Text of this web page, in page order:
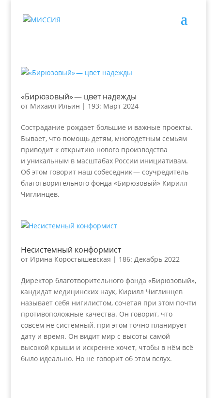
«Бирюзовый» — цвет надежды
от Михаил Ильин | 193: Март 2024
Сострадание рождает большие и важные проекты.
Бывает, что помощь детям, многодетным семьям
приводит к открытию нового производства
и уникальным в масштабах России инициативам.
Об этом говорит наш собеседник — соучредитель
благотворительного фонда «Бирюзовый» Кирилл
Чиглинцев.
Несистемный конформист
от Ирина Коростышевская | 186: Декабрь 2022
Директор благотворительного фонда «Бирюзовый»,
кандидат медицинских наук, Кирилл Чиглинцев
называет себя нигилистом, сочетая при этом почти
противоположные качества. Он говорит, что
совсем не системный, при этом точно планирует
дату и время. Он видит мир с высоты самой
высокой крыши и искренне хочет, чтобы в нём всё
было идеально. Но не говорит об этом вслух.